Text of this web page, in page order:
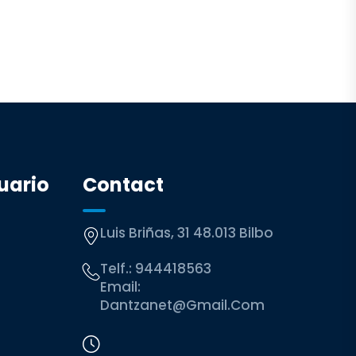
Contact
Luis Briñas, 31 48.013 Bilbo
Telf.: 944418563
Email:
Dantzanet@gmail.com